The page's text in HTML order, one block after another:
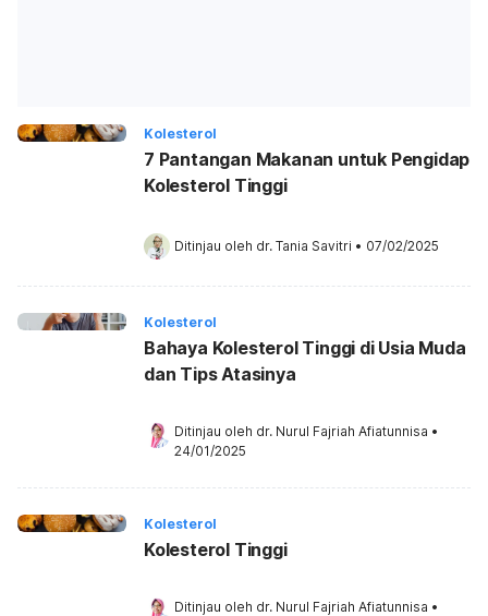
Kolesterol
7 Pantangan Makanan untuk Pengidap
Kolesterol Tinggi
Ditinjau oleh dr. Tania Savitri • 07/02/2025
Kolesterol
Bahaya Kolesterol Tinggi di Usia Muda
dan Tips Atasinya
Ditinjau oleh dr. Nurul Fajriah Afiatunnisa •
24/01/2025
Kolesterol
Kolesterol Tinggi
Ditinjau oleh dr. Nurul Fajriah Afiatunnisa •